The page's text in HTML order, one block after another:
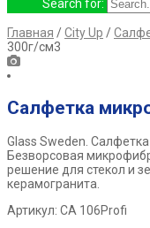
Search for:
Главная /City Up /
300г/см3
Салфетка
Glass Sweden.
Безворсовая
решение для стекол и
керамогранита.
Артикул: СА 106Profi